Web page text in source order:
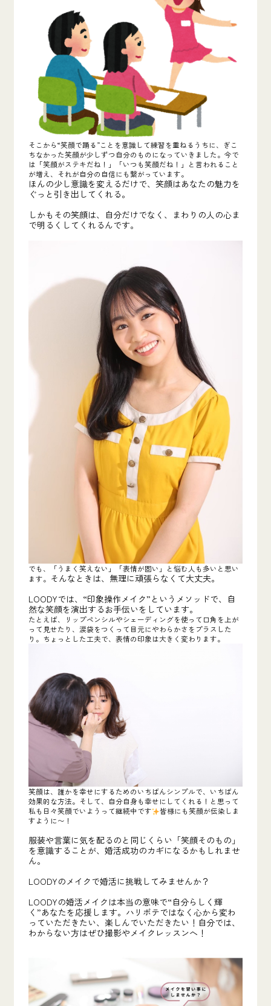
そこから“笑顔で踊る”ことを意識して練習を重ねるうちに、ぎこ
ちなかった笑顔が少しずつ自分のものになっていきました。今で
は「笑顔がステキだね！」「いつも笑顔だね！」と言われること
が増え、それが自分の自信にも繋がっています。
ほんの少し意識を変えるだけで、笑顔はあなたの魅力を
ぐっと引き出してくれる。
しかもその笑顔は、自分だけでなく、まわりの人の心ま
で明るくしてくれるんです。
でも、「うまく笑えない」「表情が固い」と悩む人も多いと思い
ます。 そんなときは、無理に頑張らなくて大丈夫。
LOODYでは、“印象操作メイク”というメソッドで、自
然な笑顔を演出するお手伝いをしています。
たとえば、リップペンシルやシェーディングを使って口角を上が
って見せたり、涙袋をつくって目元にやわらかさをプラスした
り。ちょっとした工夫で、表情の印象は大きく変わります。
笑顔は、誰かを幸せにするためのいちばんシンプルで、いちばん
効果的な方法。そして、自分自身も幸せにしてくれる！と思って
私も日々笑顔でいようって継続中です
皆様にも笑顔が伝染しま
すように〜！
服装や言葉に気を配るのと同じくらい「笑顔そのもの」
を意識することが、婚活成功のカギになるかもしれませ
ん。
LOODYのメイクで婚活に挑戦してみませんか？
LOODYの婚活メイクは本当の意味で“自分らしく輝
く”あなたを応援します。 ハリボテではなく心から変わ
っていただきたい、楽しんでいただきたい！ 自分では、
わからない方はぜひ撮影やメイクレッスンへ！